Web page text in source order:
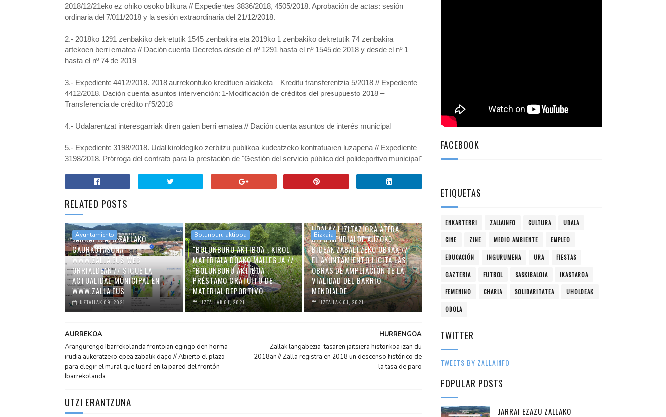
2018/12/21eko ez ohiko osoko bilkura // Expedientes 3836/2018, 4505/2018. Aprobación de actas: sesión
ordinaria del 7/011/2018 y la sesión extraordinaria del 21/12/2018.
2.- 2018ko 1291 zenbakiko dekretutik 1545 zenbakira eta 2019ko 1 zenbakiko dekretutik 74 zenbakira
artekoen berri ematea // Dación cuenta Decretos desde el nº 1291 hasta el nº 1545 de 2018 y desde el nº 1
hasta el nº 74 de 2019
3.- Expediente 4412/2018. 2018 aurrekontuko kredituen aldaketa – Kreditu transferentzia 5/2018 // Expediente
4412/2018. Dación cuenta asuntos intervención: 1-Modificación de créditos del presupuesto 2018 –
Transferencia de crédito nº5/2018
4.- Udalarentzat interesgarriak diren gaien berri ematea // Dación cuenta asuntos de interés municipal
5.- Expediente 3198/2018. Udal kiroldegiko zerbitzu publikoa kudeatzeko kontratuaren luzapena // Expediente
3198/2018. Prórroga del contrato para la prestación de "Gestión del servicio público del polideportivo municipal"
RELATED POSTS
Ayuntamiento
JARRAI EZAZU ZALLAKO
GAURKOTASUNA
WWW.ZALLA.EUS WEB
ORRIALDEAN // SIGUE LA
ACTUALIDAD MUNICIPAL EN
WWW.ZALLA.EUS
UZTAILAK 09, 2021
Bolunburu aktiboa
"BOLUNBURU AKTIBOA", KIROL
MATERIALA DOAKO MAILEGUA //
"BOLUNBURU AKTIBOA",
PRÉSTAMO GRATUITO DE
MATERIAL DEPORTIVO
UZTAILAK 01, 2021
Bizkaia
UDALAK LIZITAZIORA ATERA
DITU MENDIALDE AUZOKO
BIDEAK ZABALTZEKO OBRAK //
EL AYUNTAMIENTO LICITA LAS
OBRAS DE AMPLIACIÓN DE LA
VIALIDAD DEL BARRIO
MENDIALDE
UZTAILAK 01, 2021
HURRENGOA
Zallak langabezia-tasaren jaitsiera historikoa izan du
2018an // Zalla registra en 2018 un descenso histórico de
la tasa de paro
AURREKOA
Arangurengo Ibarrekolanda frontoian egingo den horma
irudia aukeratzeko epea zabalik dago // Abierto el plazo
para elegir el mural que lucirá en la pared del frontón
Ibarrekolanda
UTZI ERANTZUNA
FACEBOOK
ETIQUETAS
ENKARTERRI ZALLAINFO CULTURA UDALA
CINE ZINE MEDIO AMBIENTE EMPLEO
EDUCACIÓN INGURUMENA URA FIESTAS
GAZTERIA FUTBOL SASKIBALOIA IKASTAROA
FEMENINO CHARLA SOLIDARITATEA UHOLDEAK
ODOLA
TWITTER
TWEETS BY ZALLAINFO
POPULAR POSTS
JARRAI EZAZU ZALLAKO